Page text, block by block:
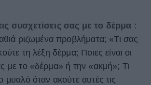
συσχετίσεις σας με το δέρμα :
ριζωμένα προβλήματα; «Τι σας
τη λέξη δέρμα; Ποιες είναι οι
με το «δέρμα» ή την «ακμή»; Τι
μυαλό όταν ακούτε αυτές τις